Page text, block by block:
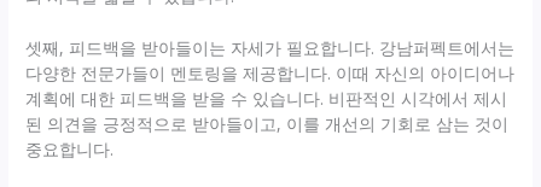
셋째, 피드백을 받아들이는 자세가 필요합니다. 강남퍼펙트에서는
다양한 전문가들이 멘토링을 제공합니다. 이때 자신의 아이디어나
계획에 대한 피드백을 받을 수 있습니다. 비판적인 시각에서 제시
된 의견을 긍정적으로 받아들이고, 이를 개선의 기회로 삼는 것이
중요합니다.